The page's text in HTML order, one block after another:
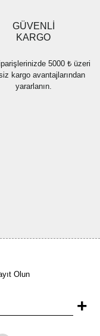
GÜVENLİ
KARGO
5000 ₺ üzeri
kargo avantajlarından
yararlanın.
Olun
+